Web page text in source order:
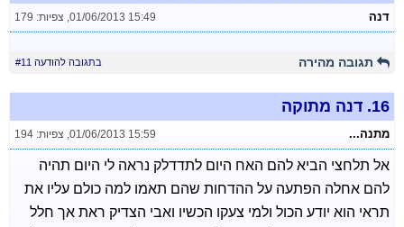
דנה 01/06/2013 15:49
, צפיות: 179
תגובה מהירה בתגובה להודעה #11
16. דנה מתוקה
מתנה... 01/06/2013 15:59
, צפיות: 194
אל תלחצי הביא להם האח היום לתדדלק נראה לי היום תהיה
להם אחלה הפתעה על ההדחות שהם תאמו למה כולם עליו את
תראי הוא יודע הכול ולמי צעקו הכשיו ואבי הצדיק ראת אך חלל